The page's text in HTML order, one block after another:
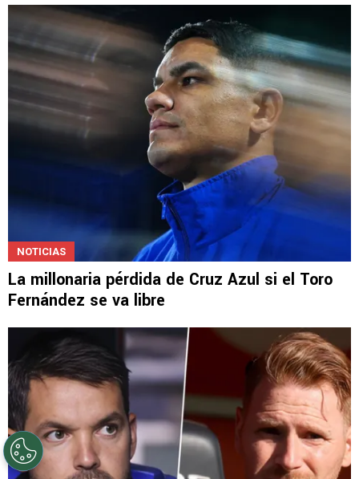
NOTICIAS
La millonaria pérdida de Cruz Azul si el Toro
Fernández se va libre